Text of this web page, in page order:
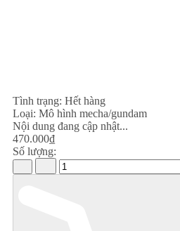
Tình trạng: Hết hàng
Loại: Mô hình mecha/gundam
Nội dung đang cập nhật...
470.000₫
Số lượng: